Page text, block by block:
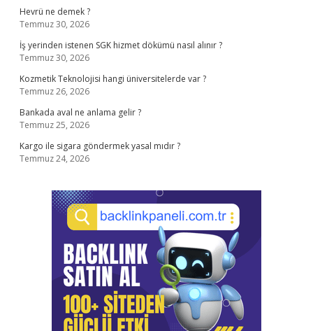
Hevrü ne demek ?
Temmuz 30, 2026
İş yerinden istenen SGK hizmet dökümü nasıl alınır ?
Temmuz 30, 2026
Kozmetik Teknolojisi hangi üniversitelerde var ?
Temmuz 26, 2026
Bankada aval ne anlama gelir ?
Temmuz 25, 2026
Kargo ile sigara göndermek yasal mıdır ?
Temmuz 24, 2026